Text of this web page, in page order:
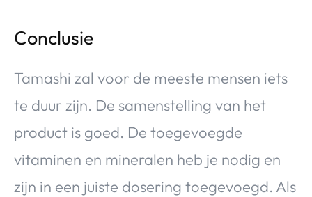
Conclusie
Tamashi zal voor de meeste mensen iets
te duur zijn. De samenstelling van het
product is goed. De toegevoegde
vitaminen en mineralen heb je nodig en
zijn in een juiste dosering toegevoegd. Als